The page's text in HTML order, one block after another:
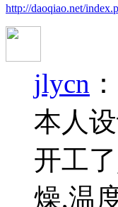
http://daoqiao.net/
jlycn ：
本人
开工
燥,温